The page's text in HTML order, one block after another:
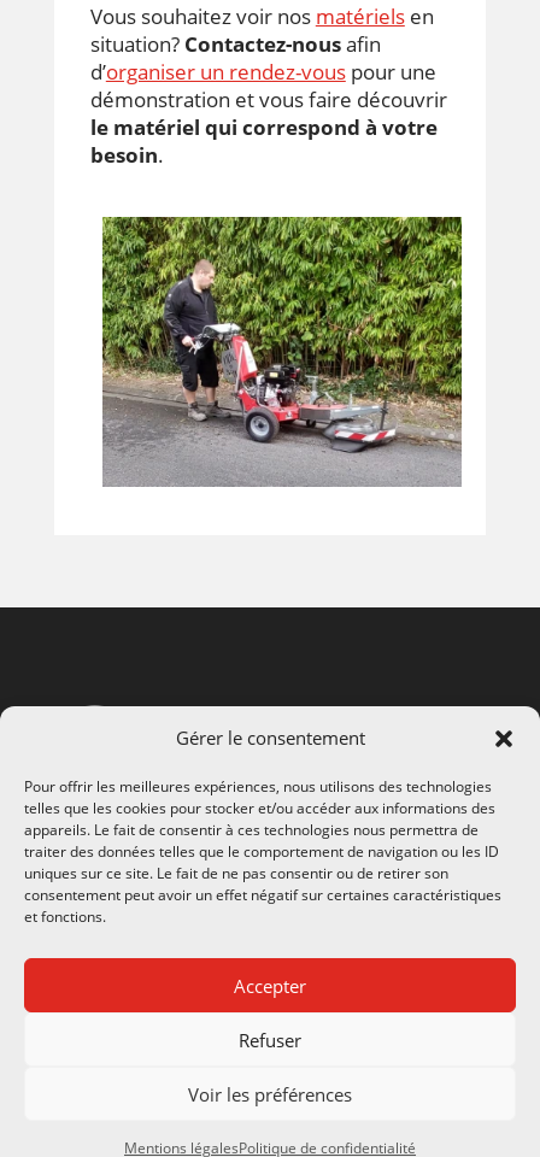
Gérer le consentement
Pour offrir les meilleures expériences, nous utilisons des technologies
telles que les cookies pour stocker et/ou accéder aux informations des
appareils. Le fait de consentir à ces technologies nous permettra de
traiter des données telles que le comportement de navigation ou les ID
uniques sur ce site. Le fait de ne pas consentir ou de retirer son
consentement peut avoir un effet négatif sur certaines caractéristiques
et fonctions.
Accepter
Refuser
Voir les préférences
Mentions légalesPolitique de confidentialité
Vous souhaitez voir nos matérielsen
situation? Contactez-nousafin
d’organiser un rendez-vouspour une
démonstration et vous faire découvrir
le matériel qui correspond à votre
besoin.
CONTACTS
Notre société
24290 Montignac Lascaux
SIRET 483 065 892 00026
À PROPOS